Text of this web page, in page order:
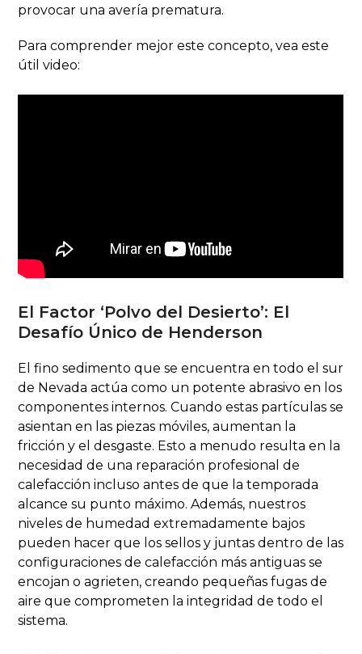
provocar una avería prematura.
Para comprender mejor este concepto, vea este
útil video:
El Factor ‘Polvo del Desierto’: El
Desafío Único de Henderson
El fino sedimento que se encuentra en todo el sur
de Nevada actúa como un potente abrasivo en los
componentes internos. Cuando estas partículas se
asientan en las piezas móviles, aumentan la
fricción y el desgaste. Esto a menudo resulta en la
necesidad de una reparación profesional de
calefacción incluso antes de que la temporada
alcance su punto máximo. Además, nuestros
niveles de humedad extremadamente bajos
pueden hacer que los sellos y juntas dentro de las
configuraciones de calefacción más antiguas se
encojan o agrieten, creando pequeñas fugas de
aire que comprometen la integridad de todo el
sistema.